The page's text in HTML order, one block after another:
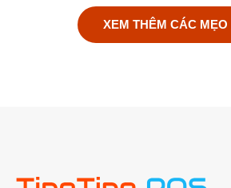
XEM THÊM CÁC MẸO